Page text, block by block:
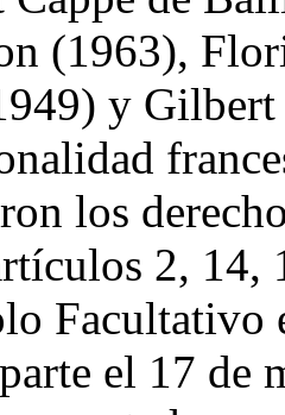
(1963),
y Gilbert
los
2, 14,
Facultativo
el 17 de